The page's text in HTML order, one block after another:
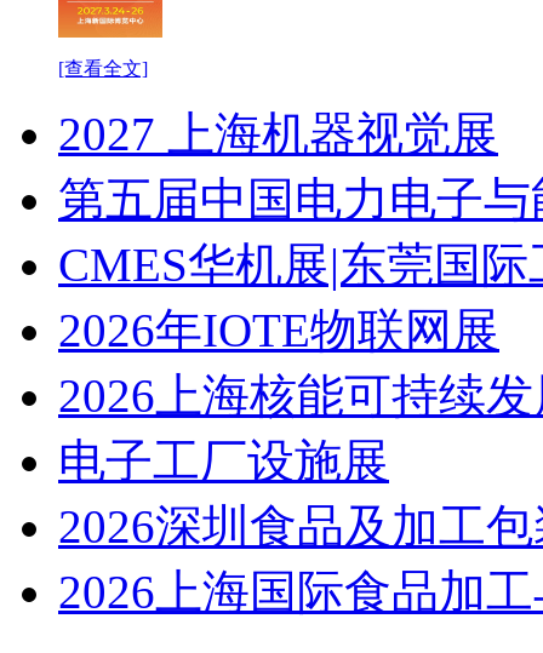
[查看全文]
2027 上海机器视觉展
第五届中国电力电子
CMES华机展|东莞国
2026年IOTE物联网展
2026上海核能可持续
电子工厂设施展
2026深圳食品及加工
2026上海国际食品加